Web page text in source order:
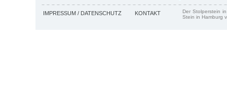
IMPRESSUM / DATENSCHUTZ KONTAKT
Der Stolperstein
Stein in Hamburg